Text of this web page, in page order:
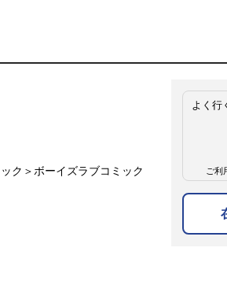
ク＞ボーイズラブコミック
よく行
ご利